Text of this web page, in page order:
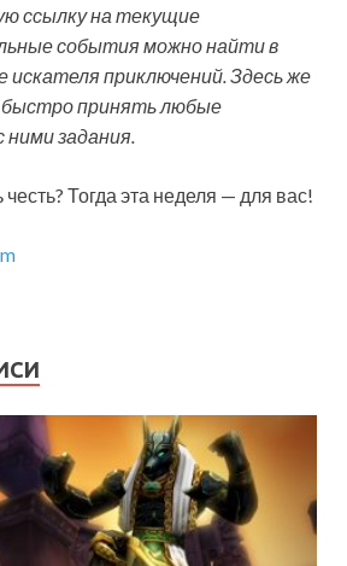
ссылку на текущие
события можно найти в
искателя приключений. Здесь же
принять любые
ними задания.
честь? Тогда эта неделя — для вас!